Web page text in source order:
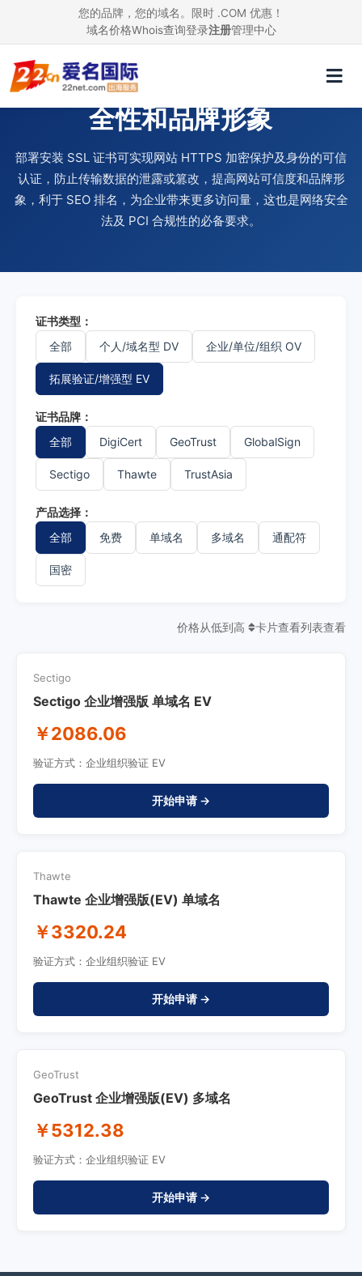
您的品牌，您的域名。限时 .COM 优惠！
域名价格Whois查询登录注册管理中心
使用 SSL 证书，提升网站安
全性和品牌形象
部署安装 SSL 证书可实现网站 HTTPS 加密保护及身份的可信
认证，防止传输数据的泄露或篡改，提高网站可信度和品牌形
象，利于 SEO 排名，为企业带来更多访问量，这也是网络安全
法及 PCI 合规性的必备要求。
证书类型：
全部
个人/域名型 DV 企业/单位/组织 OV
拓展验证/增强型 EV
证书品牌：
全部
DigiCert GeoTrust GlobalSign
Sectigo Thawte TrustAsia
产品选择：
全部
免费 单域名 多域名 通配符
国密
价格从低到高 卡片查看列表查看
Sectigo
Sectigo 企业增强版 单域名 EV
￥2086.06
验证方式：企业组织验证 EV
开始申请 →
Thawte
Thawte 企业增强版(EV) 单域名
￥3320.24
验证方式：企业组织验证 EV
开始申请 →
GeoTrust
GeoTrust 企业增强版(EV) 多域名
￥5312.38
验证方式：企业组织验证 EV
开始申请 →